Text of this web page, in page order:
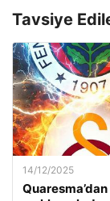
Tavsiye
14/12/2025